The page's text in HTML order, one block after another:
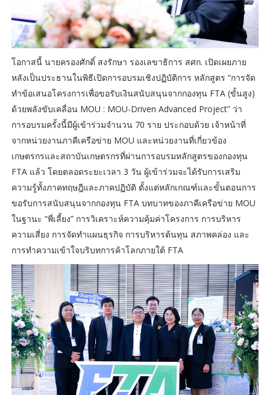
โอกาสนี้ นายครองศักดิ์ สงรักษา รองเลขาธิการ สศก. เปิดเผยภาย
หลังเป็นประธานในพิธีเปิดการอบรมเชิงปฏิบัติการ หลักสูตร “การจัด
ทำข้อเสนอโครงการเพื่อขอรับเงินสนับสนุนจากกองทุน FTA (ขั้นสูง)
ด้วยพลังขับเคลื่อน MOU : MOU-Driven Advanced Project” ว่า
การอบรมครั้งนี้มีผู้เข้าร่วมจำนวน 70 ราย ประกอบด้วย เจ้าหน้าที่
จากหน่วยงานภาคีเครือข่าย MOU และหน่วยงานที่เกี่ยวข้อง
เกษตรกรและสถาบันเกษตรกรที่ผ่านการอบรมหลักสูตรของกองทุน
FTA แล้ว โดยตลอดระยะเวลา 3 วัน ผู้เข้าร่วมจะได้รับการเสริม
ความรู้ทั้งภาคทฤษฎีและภาคปฏิบัติ ตั้งแต่หลักเกณฑ์และขั้นตอนการ
ขอรับการสนับสนุนจากกองทุน FTA บทบาทของภาคีเครือข่าย MOU
ในฐานะ “พี่เลี้ยง” การวิเคราะห์ความคุ้มค่าโครงการ การบริหาร
ความเสี่ยง การจัดทำแผนธุรกิจ การบริหารต้นทุน สภาพคล่อง และ
การทำความเข้าใจบริบทการค้าโลกภายใต้ FTA